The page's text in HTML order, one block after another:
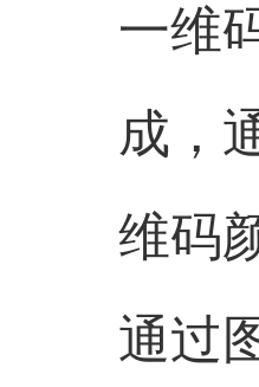
一维
成，
维码
通过